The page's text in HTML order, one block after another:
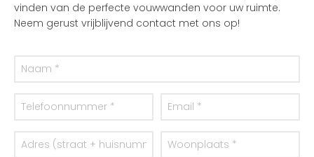
vinden van de perfecte vouwwanden voor uw ruimte.
Neem gerust vrijblijvend contact met ons op!